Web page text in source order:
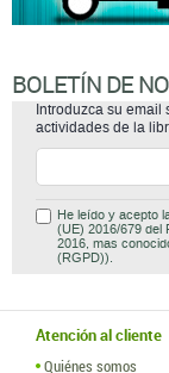
BOLETÍN DE
Introduzca su
actividades de la
He leído y acepto
(UE) 2016/679 del
2016, mas
(RGPD)).
Atención al cliente
Quiénes somos